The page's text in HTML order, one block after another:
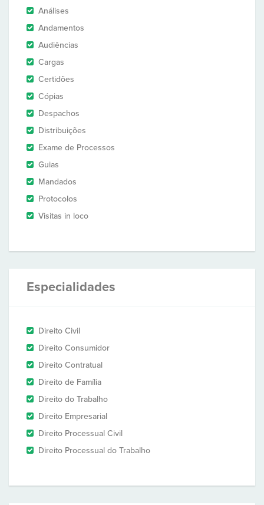
Análises
Andamentos
Audiências
Cargas
Certidões
Cópias
Despachos
Distribuições
Exame de Processos
Guias
Mandados
Protocolos
Visitas in loco
Especialidades
Direito Civil
Direito Consumidor
Direito Contratual
Direito de Família
Direito do Trabalho
Direito Empresarial
Direito Processual Civil
Direito Processual do Trabalho